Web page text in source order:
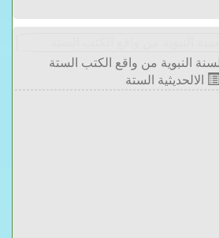
النبوية من واقع الكتب الستة
الالحديثية الستة